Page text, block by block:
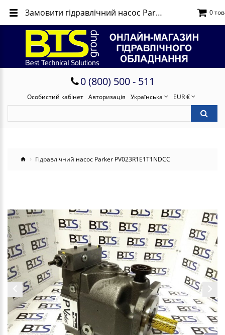
0 (800) 500 - 511
Особистий кабінет Авторизація Українська EUR €
0
Гідравлічний насос Parker PV023R1E1T1NDCC
Замовити гідравлічний насос Parker PV023R1E1T1NDCC